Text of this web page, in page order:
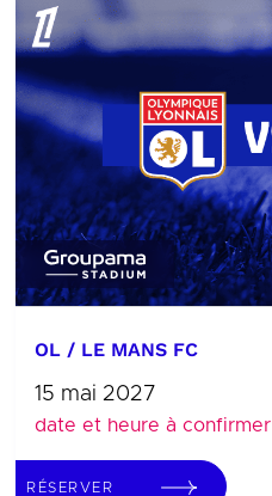
OL / LE MANS FC
15 mai 2027
date et heure à confirmer
RÉSERVER